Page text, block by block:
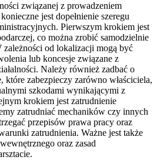
związanej z prowadzeniem
jest dopełnienie szeregu
Pierwszym krokiem jest
co można zrobić samodzielnie
zależności od lokalizacji mogą być
lub koncesje związane z
Należy również zadbać o
które zabezpieczy zarówno właściciela,
szkodami wynikającymi z
krokiem jest zatrudnienie
zatrudniać mechaników czy innych
przepisów prawa pracy oraz
zatrudnienia. Ważne jest także
oraz zasad